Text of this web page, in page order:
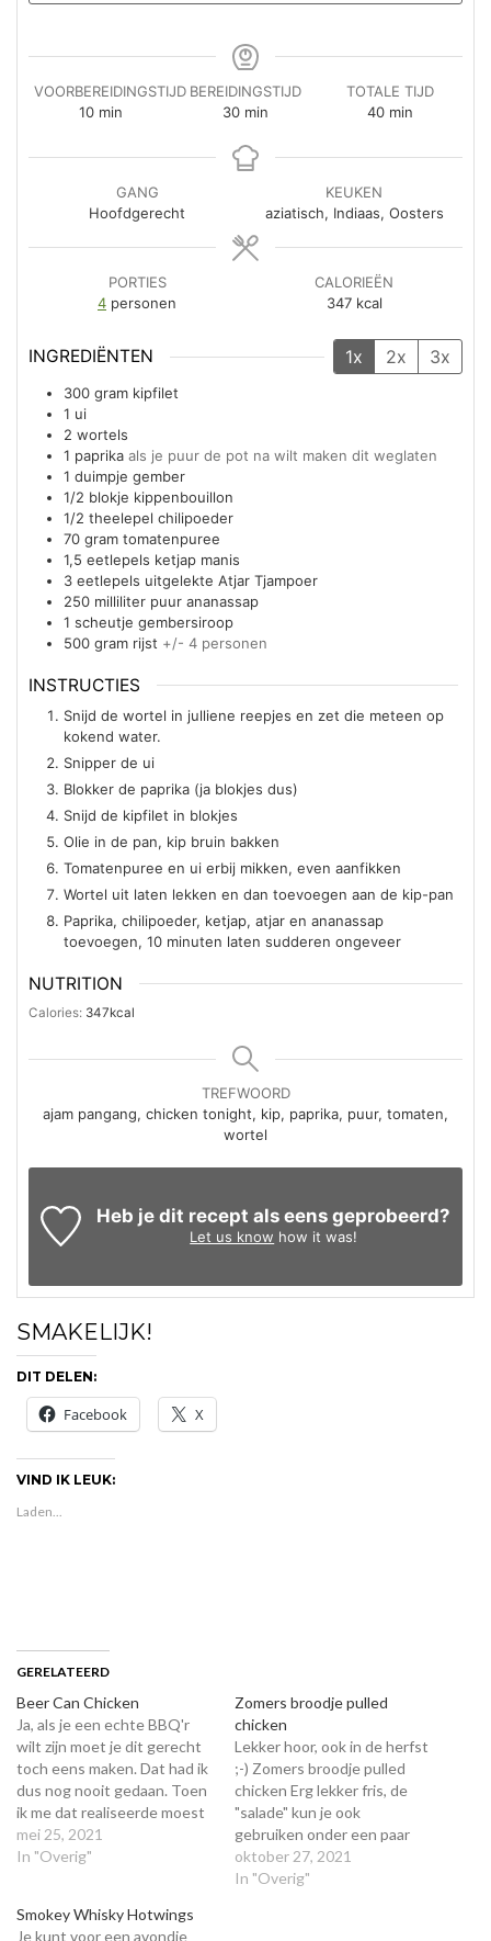
VOORBEREIDINGSTIJD
10minuten
min
BEREIDINGSTIJD
30minuten
min
TOTALE TIJD
40minuten
min
GANG
Hoofdgerecht
KEUKEN
aziatisch, Indiaas, Oosters
PORTIES
4 personen
CALORIEËN
347 kcal
INGREDIËNTEN 1x 2x 3x
300 gram kipfilet
1 ui
2 wortels
1 paprika als je puur de pot na wilt maken dit weglaten
1 duimpje gember
1/2 blokje kippenbouillon
1/2 theelepel chilipoeder
70 gram tomatenpuree
1,5 eetlepels ketjap manis
3 eetlepels uitgelekte Atjar Tjampoer
250 milliliter puur ananassap
1 scheutje gembersiroop
500 gram rijst +/- 4 personen
INSTRUCTIES
Snijd de wortel in julliene reepjes en zet die meteen op
kokend water.
Snipper de ui
Blokker de paprika (ja blokjes dus)
Snijd de kipfilet in blokjes
Olie in de pan, kip bruin bakken
Tomatenpuree en ui erbij mikken, even aanfikken
Wortel uit laten lekken en dan toevoegen aan de kip-pan
Paprika, chilipoeder, ketjap, atjar en ananassap
toevoegen, 10 minuten laten sudderen ongeveer
NUTRITION
Calories: 347kcal
TREFWOORD
ajam pangang, chicken tonight, kip, paprika, puur, tomaten,
wortel
Heb je dit recept als eens geprobeerd?
Let us know how it was!
SMAKELIJK!
DIT DELEN:
Facebook X
VIND IK LEUK:
Laden...
GERELATEERD
Beer Can Chicken
Ja, als je een echte BBQ'r
wilt zijn moet je dit gerecht
toch eens maken. Dat had ik
dus nog nooit gedaan. Toen
ik me dat realiseerde moest
het natuurlijk ook op stel en
sprong gebeuren; whoop!
zoete aardappel salade of
mei 25, 2021
In "Overig"
Zomers broodje pulled
chicken
Lekker hoor, ook in de herfst
;-) Zomers broodje pulled
chicken Erg lekker fris, de
"salade" kun je ook
gebruiken onder een paar
reepjes shoarma.
Experimenteer lekker, want
oktober 27, 2021
In "Overig"
Smokey Whisky Hotwings
Je kunt voor een avondje